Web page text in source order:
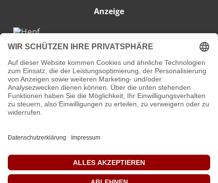
Anzeige
IMPRESSUM
DATENSCHUTZ
ÜBER MICH
© Modellbauwelt24.de 2025 - 2026